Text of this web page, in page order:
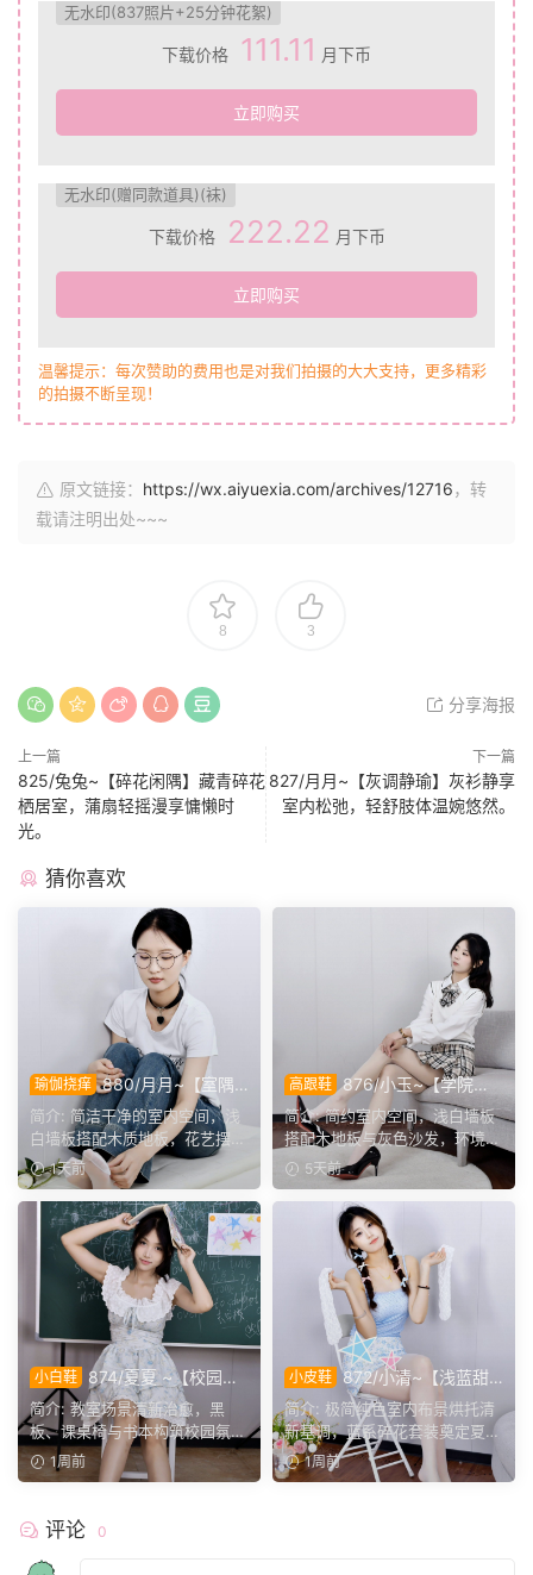
无水印(837照片+25分钟花絮)
下载价格 111.11 月下币
立即购买
无水印(赠同款道具)(袜)
下载价格 222.22 月下币
立即购买
温馨提示：每次赞助的费用也是对我们拍摄的大大支持，更多精彩
的拍摄不断呈现！
原文链接： https://wx.aiyuexia.com/archives/12716，转
载请注明出处~~~
8 3
分享海报
上一篇
825/兔兔~【碎花闲隅】藏青碎花
栖居室，蒲扇轻摇漫享慵懒时
光。
下一篇
827/月月~【灰调静瑜】灰衫静享
室内松弛，轻舒肢体温婉悠然。
猜你喜欢
瑜伽挠痒 880/月月~【室隅
姿影】雅室定格多样姿态，记
录鞋袜与肢体的百态呈现。
简介: 简洁干净的室内空间，浅
白墙板搭配木质地板，花艺摆件
点缀场景。月月身着白...
1天前
高跟鞋 876/小玉~【学院闲
叙】室间学院格调，抬脚轻卸
鞋履，尽显少女灵动姿态。
简介: 简约室内空间，浅白墙板
搭配木地板与灰色沙发，环境干
净素雅。小玉身着学院...
5天前
小白鞋
874/夏夏 ~【校园浅
夏】碎花裙邂逅教室，灵动足
间，留住夏日少女元气瞬间。
简介: 教室场景清新治愈，黑
板、课桌椅与书本构筑校园氛
围。夏夏身着蓝白碎花吊带...
1周前
小皮鞋 872/小清~【浅蓝甜
序】蓝调清新穿搭，交替变换
鞋袜，演绎灵动少女日常。
简介: 极简纯色室内布景烘托清
新基调，蓝系碎花套装奠定夏日
甜妹风格。镜头聚焦银...
1周前
评论 0